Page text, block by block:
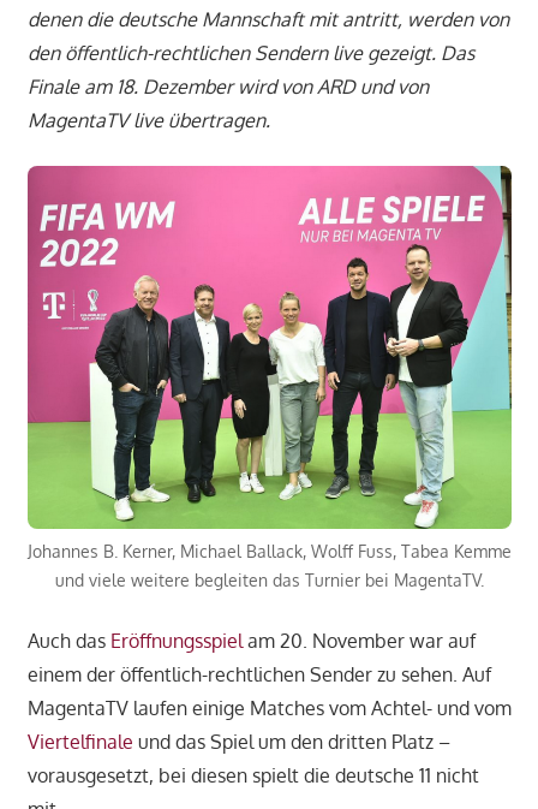
denen die deutsche Mannschaft mit antritt, werden von
den öffentlich-rechtlichen Sendern live gezeigt. Das
Finale am 18. Dezember wird von ARD und von
MagentaTV live übertragen.
Johannes B. Kerner, Michael Ballack, Wolff Fuss, Tabea Kemme
und viele weitere begleiten das Turnier bei MagentaTV.
Auch das Eröffnungsspielam 20. November war auf
einem der öffentlich-rechtlichen Sender zu sehen. Auf
MagentaTV laufen einige Matches vom Achtel- und vom
Viertelfinale und das Spiel um den dritten Platz –
vorausgesetzt, bei diesen spielt die deutsche 11 nicht